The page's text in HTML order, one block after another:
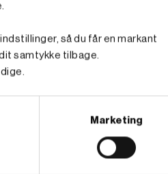
så du får en markant
samtykke tilbage.
Marketing